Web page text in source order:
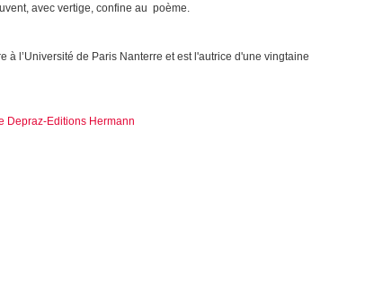
avec vertige, confine au poème.
à l’Université de Paris Nanterre et est l'autrice d'une vingtaine
Depraz-Editions Hermann